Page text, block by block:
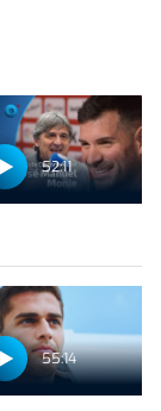
52:11
55:14